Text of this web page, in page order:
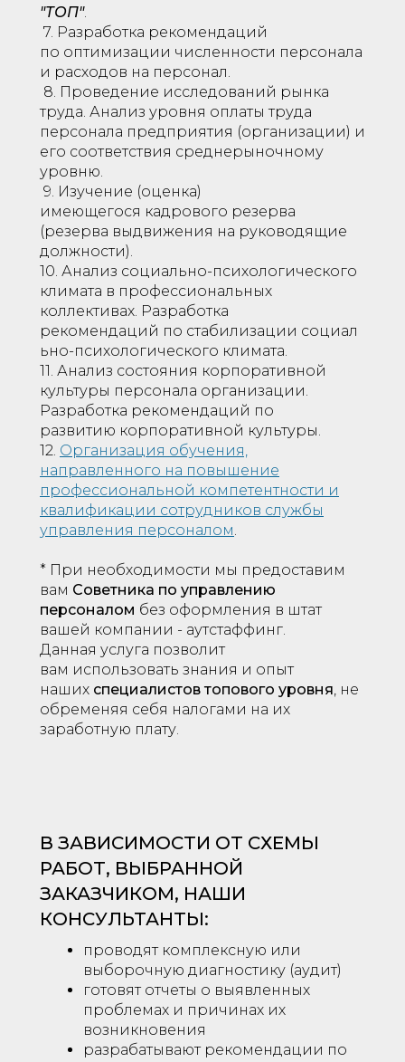
"ТОП".
7. Разработка рекомендаций
по оптимизации численности персонала
и расходов на персонал.
8. Проведение исследований рынка
труда. Анализ уровня оплаты труда
персонала предприятия (организации) и
его соответствия среднерыночному
уровню.
9. Изучение (оценка)
имеющегося кадрового резерва
(резерва выдвижения на руководящие
должности).
10. Анализ социально-психологического
климата в профессиональных
коллективах. Разработка
рекомендаций по стабилизации социал
ьно-психологического климата.
11. Анализ состояния корпоративной
культуры персонала организации.
Разработка рекомендаций по
развитию корпоративной культуры.
12. Организация обучения,
направленного на повышение
профессиональной компетентности и
квалификации сотрудников службы
управления персоналом.
* При необходимости мы предоставим
вам Советника по управлению
персоналом без оформления в штат
вашей компании - аутстаффинг.
Данная услуга позволит
вам использовать знания и опыт
наших специалистов топового уровня, не
обременяя себя налогами на их
заработную плату.
В ЗАВИСИМОСТИ ОТ СХЕМЫ
РАБОТ, ВЫБРАННОЙ
ЗАКАЗЧИКОМ, НАШИ
КОНСУЛЬТАНТЫ:
проводят комплексную или
выборочную диагностику (аудит)
готовят отчеты о выявленных
проблемах и причинах их
возникновения
разрабатывают рекомендации по